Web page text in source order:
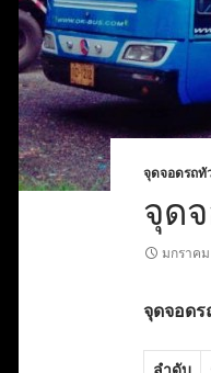
จุดจอดรถทั
จุด
มกราคม
จุดจอดร